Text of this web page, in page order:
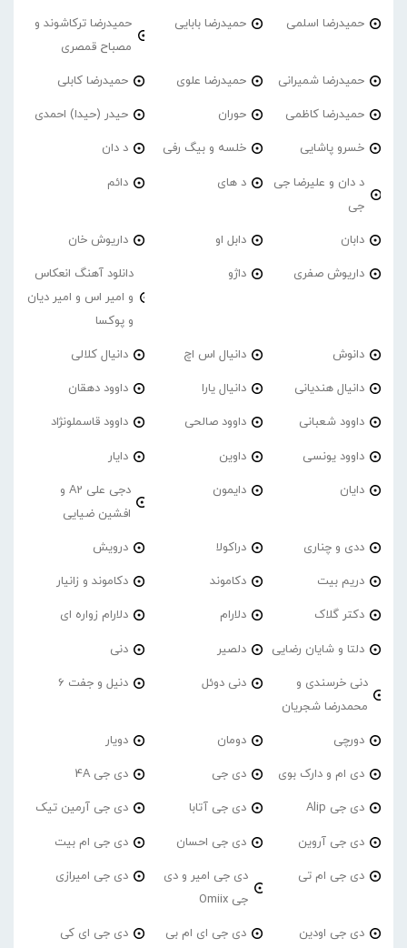
حمیدرضا اسلمی حمیدرضا بابایی
حمیدرضا ترکاشوند و
مصباح قمصری
حمیدرضا شمیرانی حمیدرضا علوی حمیدرضا کابلی
حمیدرضا کاظمی حوران حیدر (حیدا) احمدی
خسرو پاشایی خلسه و بیگ رفی د دان
د دان و علیرضا جی
جی
د های دائم
دابان دابل او داریوش خان
داریوش صفری داژو
دانلود آهنگ انعکاس
و امیر اس و امیر دیان
و پوکسا
دانوش دانیال اس اچ دانیال کلالی
دانیال هندیانی دانیال یارا داوود دهقان
داوود شعبانی داوود صالحی داوود قاسملونژاد
داوود یونسی داوین دایار
دایان دایمون
دجی علی A2 و
افشین ضیایی
ددی و چناری دراکولا درویش
دریم بیت دکاموند دکاموند و زانیار
دکتر گلاک دلارام دلارام زواره ای
دلتا و شایان رضایی دلصیر دنی
دنی خرسندی و
محمدرضا شجریان
دنی دوئل دنیل و جفت 6
دورچی دومان دویار
دی ام و دارک بوی دی جی دی جی 4A
دی جی Alip دی جی آتابا دی جی آرمین تیک
دی جی آروین دی جی احسان دی جی ام بیت
دی جی ام تی
دی جی امیر و دی
جی Omiix
دی جی امیرازی
دی جی اودین دی جی ای ام بی دی جی ای کی